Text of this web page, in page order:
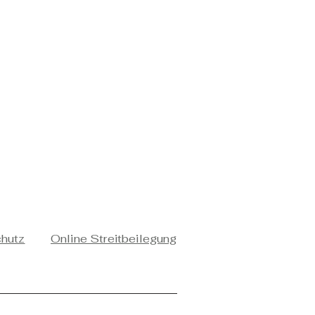
Online Streitbeilegung